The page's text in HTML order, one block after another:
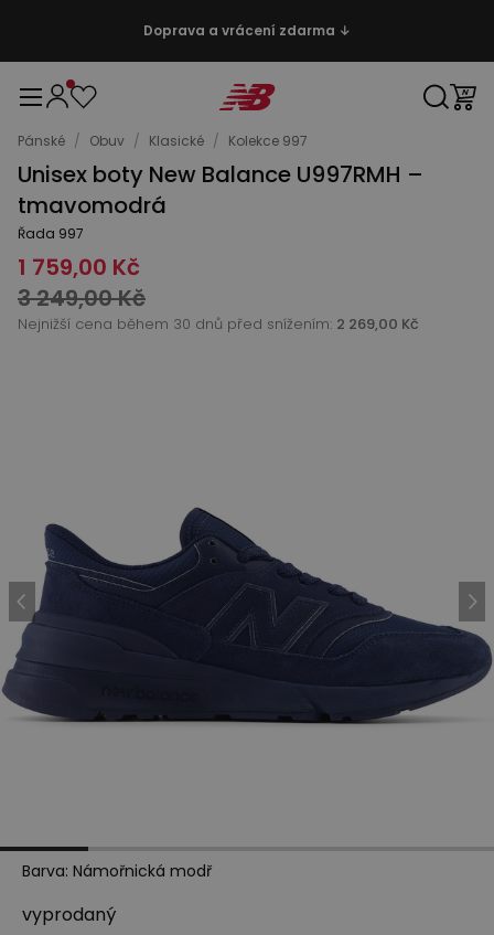
Doprava a vrácení zdarma ↓
Pánské / Obuv / Klasické / Kolekce 997
Unisex boty New Balance U997RMH –
tmavomodrá
Řada 997
1 759,00 Kč
3 249,00 Kč
Nejnižší cena během 30 dnů před snížením: 2 269,00 Kč
Barva: Námořnická modř
vyprodaný